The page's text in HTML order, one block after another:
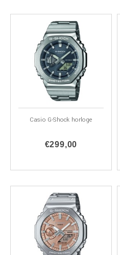
Casio G-Shock horloge
€299,00